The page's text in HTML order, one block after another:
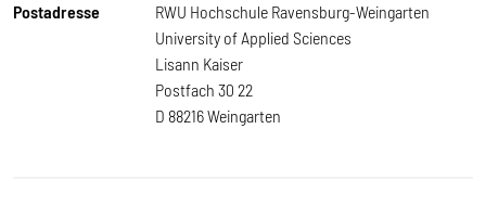
Postadresse
RWU Hochschule Ravensburg-Weingarten
University of Applied Sciences
Lisann Kaiser
Postfach 30 22
D 88216 Weingarten